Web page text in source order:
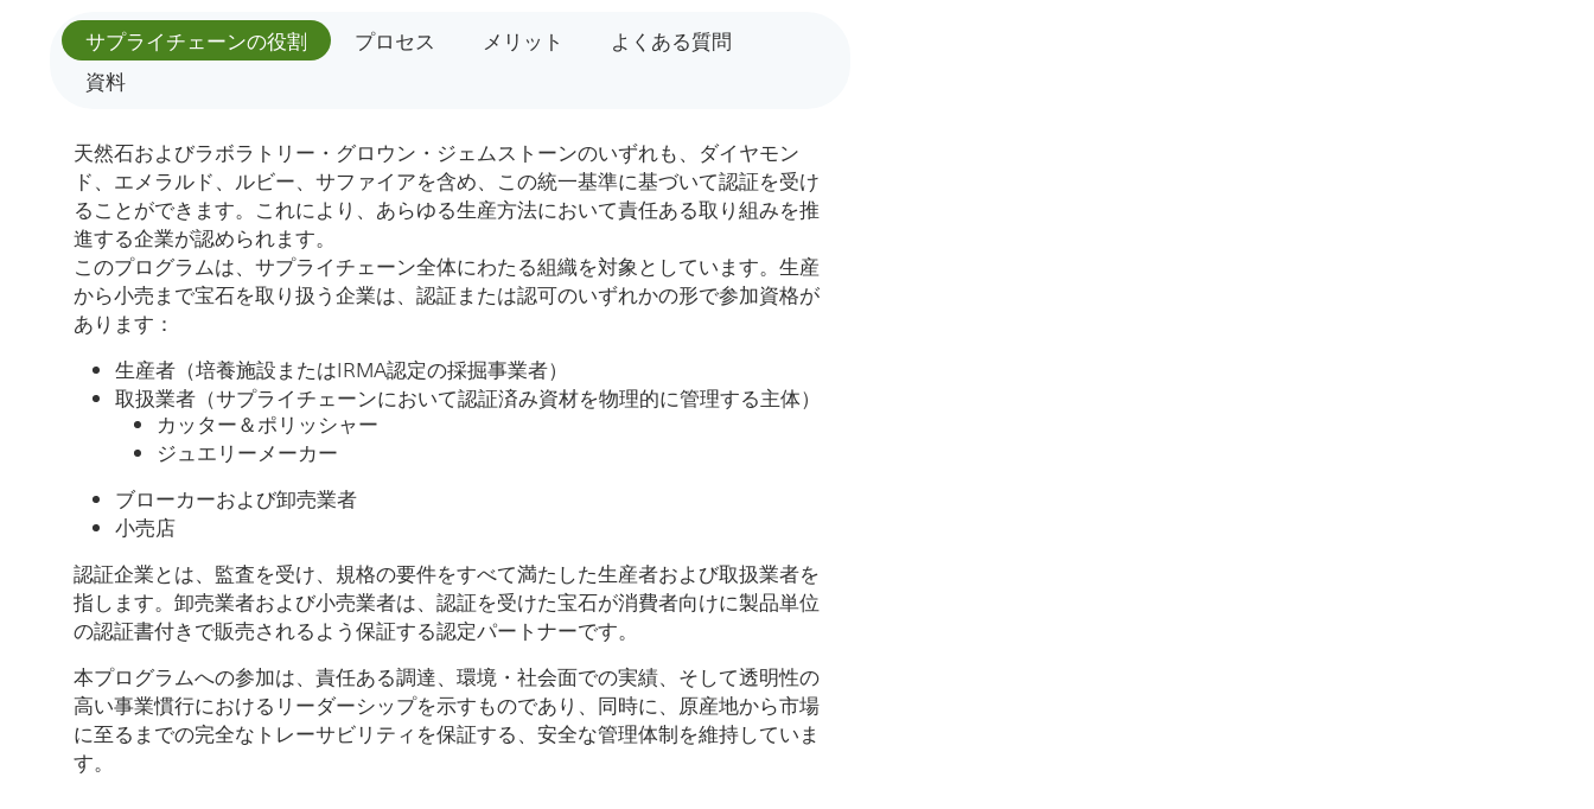
サプライチェーンの役割 プロセス メリット
よくある質問
資料
天然石およびラボラトリー・グロウン・ジェムストーンのいずれも、ダイヤモン
ド、エメラルド、ルビー、サファイアを含め、この統一基準に基づいて認証を受け
ることができます。これにより、あらゆる生産方法において責任ある取り組みを推
進する企業が認められます。
このプログラムは、サプライチェーン全体にわたる組織を対象としています。生産
から小売まで宝石を取り扱う企業は、認証または認可のいずれかの形で参加資格が
あります：
生産者（培養施設またはIRMA認定の採掘事業者）
取扱業者（サプライチェーンにおいて認証済み資材を物理的に管理する主体）
カッター＆ポリッシャー
ジュエリーメーカー
ブローカーおよび卸売業者
小売店
認証企業とは、監査を受け、規格の要件をすべて満たした生産者および取扱業者を
指します。卸売業者および小売業者は、認証を受けた宝石が消費者向けに製品単位
の認証書付きで販売されるよう保証する認定パートナーです。
本プログラムへの参加は、責任ある調達、環境・社会面での実績、そして透明性の
高い事業慣行におけるリーダーシップを示すものであり、同時に、原産地から市場
に至るまでの完全なトレーサビリティを保証する、安全な管理体制を維持していま
す。